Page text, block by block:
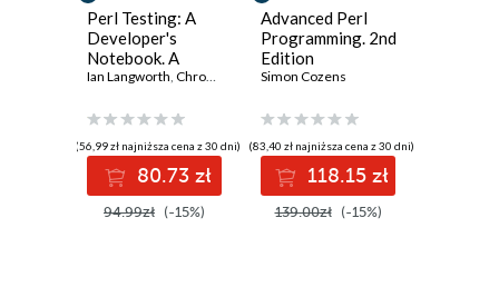
Perl Testing: A
Developer's
Notebook. A
Developer's Not
Ian Langworth, Chromatic
(56,99 zł najniższa cena z 30 dni)
80.73 zł
94.99zł (-15%)
Advanced Perl
Programming. 2nd
Edition
Simon Cozens
(83,40 zł najniższa cena z 30 dni)
118.15 zł
139.00zł (-15%)